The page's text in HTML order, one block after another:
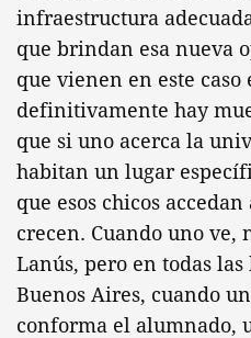
infraestructura
que brindan esa nueva
que vienen en este caso
definitivamente hay
que si uno acerca la
habitan un lugar
que esos chicos
crecen. Cuando uno ve,
Lanús, pero en todas
Buenos Aires, cuando
conforma el alumnado,